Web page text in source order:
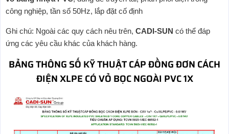
công nghiệp, tần số 50Hz, lắp đặt cố định
Ghi chú: Ngoài các quy cách nêu trên, CADI-SUN có thể đáp
ứng các yêu cầu khác của khách hàng.
BẢNG THÔNG SỐ KỸ THUẬT CÁP ĐỒNG ĐƠN CÁCH
ĐIỆN XLPE CÓ VỎ BỌC NGOÀI PVC 1X